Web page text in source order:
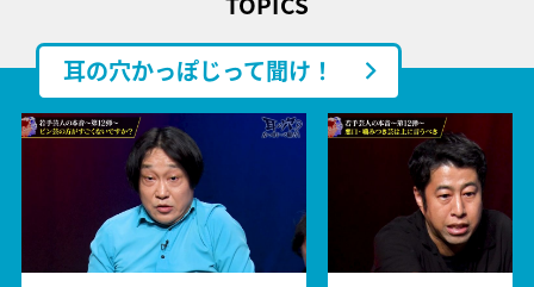
耳の穴かっぽじって聞け！